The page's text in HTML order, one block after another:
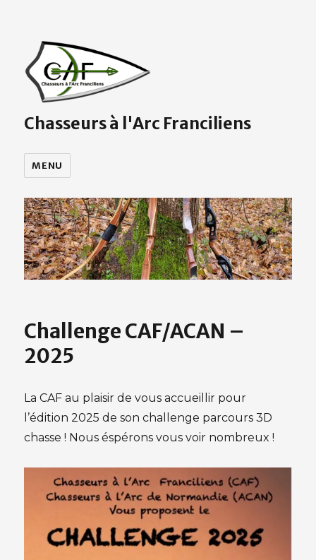
Chasseurs à l'Arc Franciliens
MENU
Challenge CAF/ACAN –
2025
La CAF au plaisir de vous accueillir pour
l’édition 2025 de son challenge parcours 3D
chasse ! Nous éspérons vous voir nombreux !